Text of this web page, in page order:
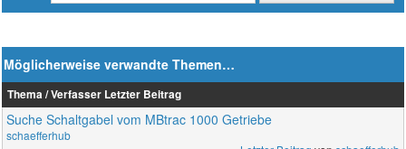
Möglicherweise verwandte Themen…
Thema / Verfasser Letzter Beitrag
Suche Schaltgabel vom MBtrac 1000 Getriebe
schaefferhub